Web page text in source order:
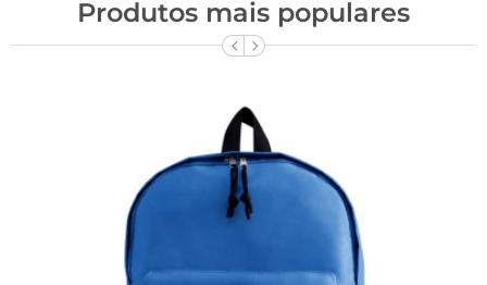
Produtos mais populares